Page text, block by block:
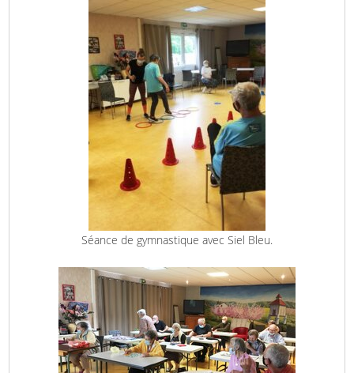
Séance de gymnastique avec Siel Bleu.